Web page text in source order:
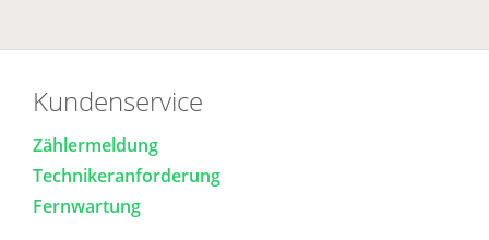
Kundenservice
Zählermeldung
Technikeranforderung
Fernwartung